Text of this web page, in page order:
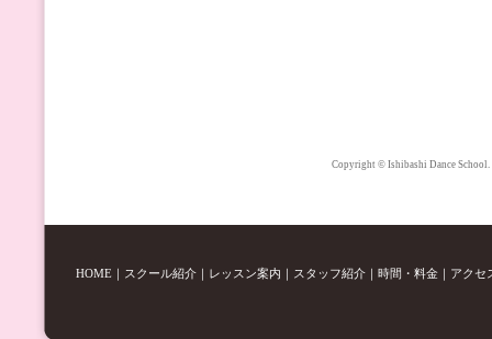
Copyright © Ishibashi Dance
HOME ｜ スクール紹介 ｜ レッスン案内 ｜ スタッフ紹介 ｜ 時間・料金 ｜ アクセ